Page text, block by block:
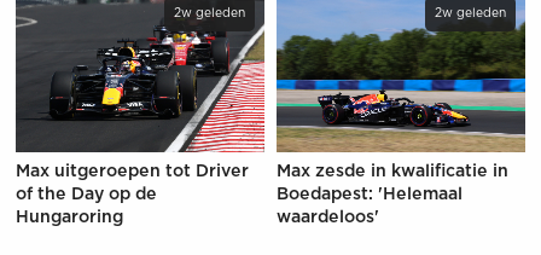
2w geleden
Max uitgeroepen tot Driver
of the Day op de
Hungaroring
2w geleden
Max zesde in kwalificatie in
Boedapest: 'Helemaal
waardeloos'